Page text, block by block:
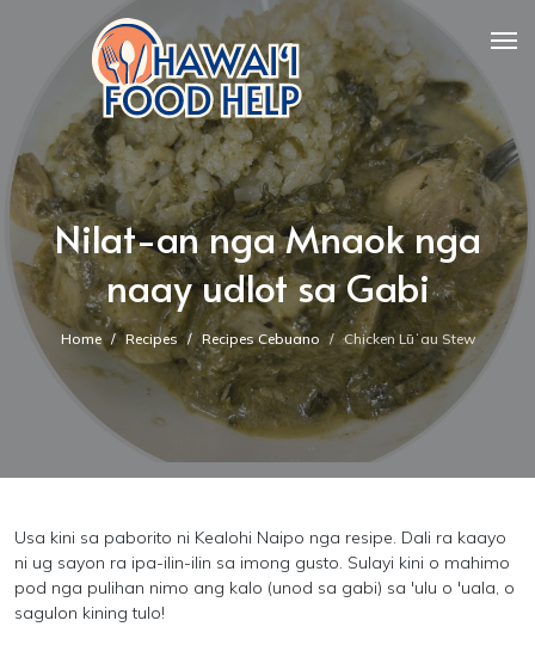
Nilat-an nga Mnaok nga
naay udlot sa Gabi
Home Recipes Recipes Cebuano Chicken Lūʻau Stew
Usa kini sa paborito ni Kealohi Naipo nga resipe. Dali ra kaayo
ni ug sayon ra ipa-ilin-ilin sa imong gusto. Sulayi kini o mahimo
pod nga pulihan nimo ang kalo (unod sa gabi) sa 'ulu o 'uala, o
sagulon kining tulo!